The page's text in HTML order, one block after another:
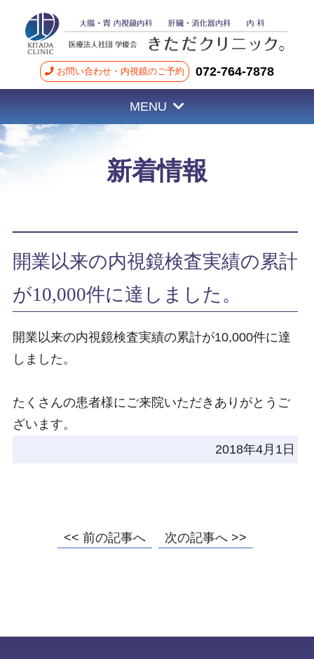
お問い合わせ・内視鏡のご予約 072-764-7878
MENU
新着情報
開業以来の内視鏡検査実績の累計
が10,000件に達しました。
開業以来の内視鏡検査実績の累計が10,000件に達
しました。
たくさんの患者様にご来院いただきありがとうご
ざいます。
2018年4月1日
<< 前の記事へ 次の記事へ >>